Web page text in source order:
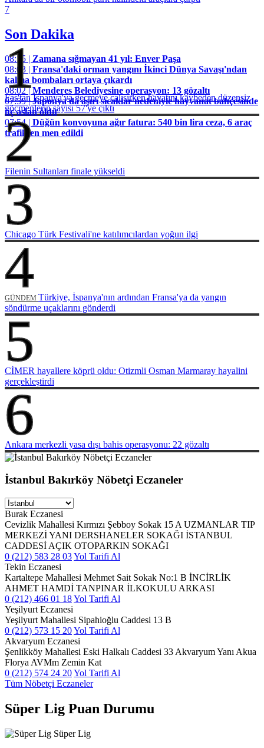
7
Son Dakika
08:15 | Zamana sığmayan 41 yıl: Enver Paşa
08:03 | Fransa'daki orman yangını İkinci Dünya Savaşı'ndan
kalma bombaları ortaya çıkardı
08:02 |Menderes Belediyesine operasyon: 13 gözaltı
07:59 |Japonya'da aşırı sıcaklar nedeniyle hayvanat bahçesinde
üç aslan öldü
07:54 | Düğün konvoyuna ağır fatura: 540 bin lira ceza, 6 araç
trafikten men edildi
1
Fas'tan İspanya'ya geçmeye çalışırken hayatını kaybeden düzensiz
göçmenlerin sayısı 57'ye çıktı
2
Filenin Sultanları finale yükseldi
3
Chicago Türk Festivali'ne katılımcılardan yoğun ilgi
4
GÜNDEM Türkiye, İspanya'nın ardından Fransa'ya da yangın
söndürme uçaklarını gönderdi
5
CİMER hayallere köprü oldu: Otizmli Osman Marmaray hayalini
gerçekleştirdi
6
Ankara merkezli yasa dışı bahis operasyonu: 22 gözaltı
İstanbul Bakırköy Nöbetçi Eczaneler
Burak Eczanesi
Cevizlik Mahallesi Kırmızı Şebboy Sokak 15 A UZMANLAR TIP
MERKEZİ YANI DERSHANELER SOKAĞI İSTANBUL
CADDESİ AÇIK OTOPARKIN SOKAĞI
0 (212) 583 28 03Yol Tarifi Al
Tekin Eczanesi
Kartaltepe Mahallesi Mehmet Sait Sokak No:1 B İNCİRLİK
AHMET HAMDİ TANPINAR İLKOKULU ARKASI
0 (212) 466 01 18Yol Tarifi Al
Yeşilyurt Eczanesi
Yeşilyurt Mahallesi Sipahioğlu Caddesi 13 B
0 (212) 573 15 20Yol Tarifi Al
Akvaryum Eczanesi
Şenlikköy Mahallesi Eski Halkalı Caddesi 33 Akvaryum Yanı Akua
Florya AVMm Zemin Kat
0 (212) 574 24 20Yol Tarifi Al
Tüm Nöbetçi Eczaneler
Süper Lig Puan Durumu
Süper Lig